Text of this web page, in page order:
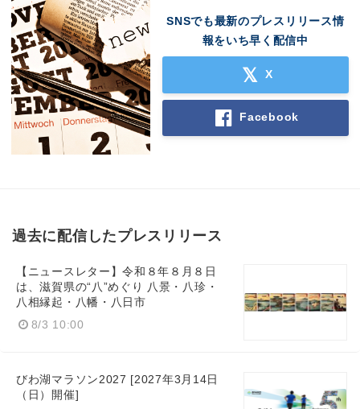
SNSでも最新のプレスリリース情
報をいち早く配信中
X
Facebook
過去に配信したプレスリリース
【ニュースレター】令和８年８月８日
は、滋賀県の“八”めぐり 八景・八珍・
八相縁起・八幡・八日市
8/3 10:00
びわ湖マラソン2027 [2027年3月14日
（日）開催]